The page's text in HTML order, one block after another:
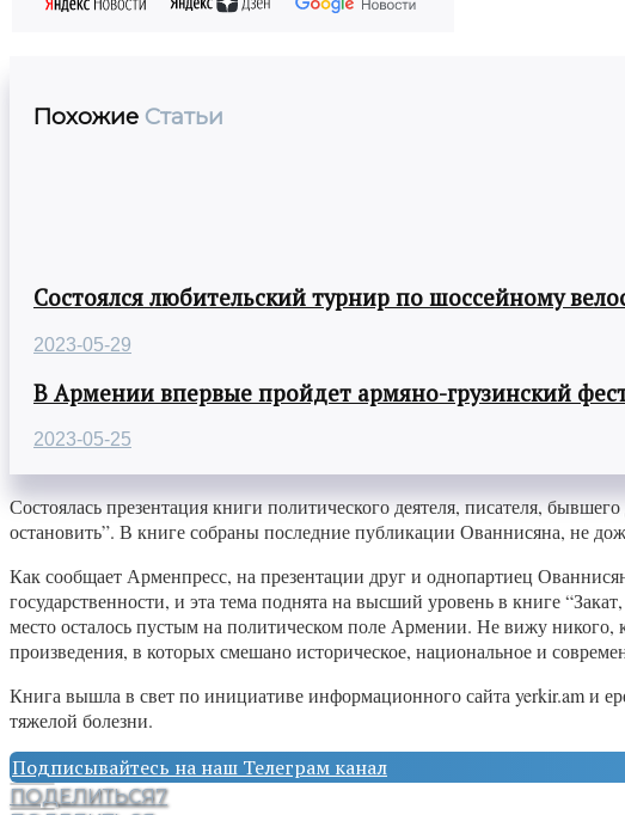
Похожие Статьи
Состоялся любительский турнир по шоссейному
2023-05-29
В Армении впервые пройдет армяно-грузинский
2023-05-25
Состоялась презентация книги политического деятеля, писателя,
остановить”. В книге собраны последние публикации Ованнисяна, не
Как сообщает Арменпресс, на презентации друг и однопартиец
государственности, и эта тема поднята на высший уровень в книге
место осталось пустым на политическом поле Армении. Не вижу никого,
произведения, в которых смешано историческое, национальное и
Книга вышла в свет по инициативе информационного сайта yerkir.am и
тяжелой болезни.
Подписывайтесь на наш Телеграм канал
ПОДЕЛИТЬСЯ7